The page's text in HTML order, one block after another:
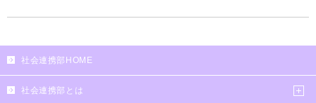
社会連携部HOME
社会連携部とは